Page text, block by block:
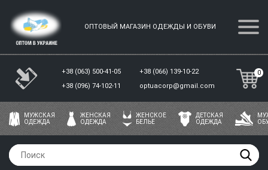
ОПТОВЫЙ МАГАЗИН ОДЕЖДЫ И ОБУВИ
+38 (063) 500-41-05
+38 (066) 139-10-22
+38 (096) 74-102-11
optuacorp@gmail.com
0
МУЖСКАЯ
ОДЕЖДА
ЖЕНСКАЯ
ОДЕЖДА
ЖЕНСКОЕ
БЕЛЬЕ
ДЕТСКАЯ
ОДЕЖДА